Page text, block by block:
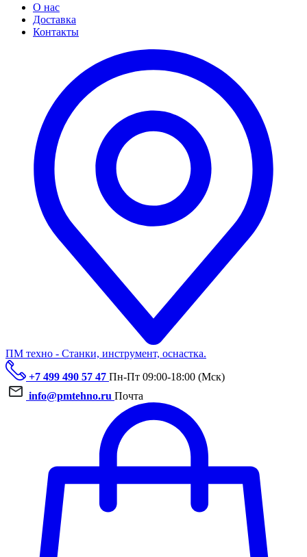
О нас
Доставка
Контакты
ПМ техно - Станки, инструмент, оснастка.
+7 499 490 57 47 Пн-Пт 09:00-18:00 (Мск)
info@pmtehno.ru Почта